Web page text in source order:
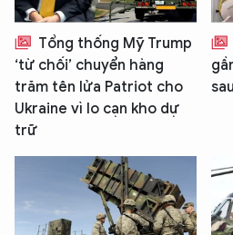
Tổng thống Mỹ Trump
‘từ chối’ chuyển hàng
trăm tên lửa Patriot cho
Ukraine vì lo cạn kho dự
trữ